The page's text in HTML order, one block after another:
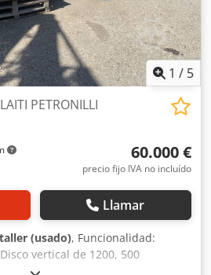
1 / 5
PETRONILLI
60.000 €
precio fijo IVA no incluído
Llamar
(usado), Funcionalidad:
vertical de 1200, 500
Al Njkr 2 mesas eléctricas porta